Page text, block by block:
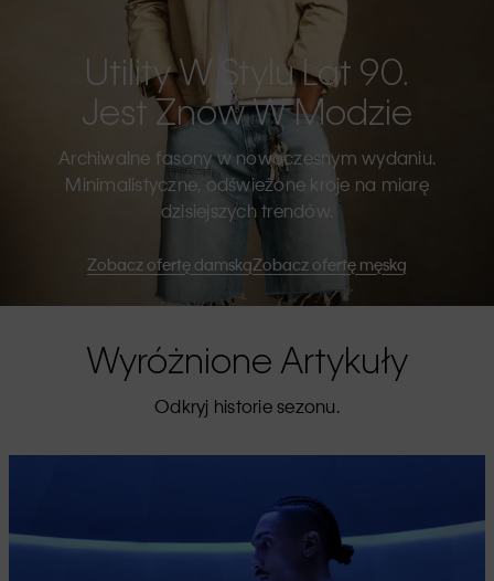
Utility W Stylu Lat 90.
Jest Znów W Modzie
Archiwalne fasony w nowoczesnym wydaniu.
Minimalistyczne, odświeżone kroje na miarę
dzisiejszych trendów.
Zobacz ofertę damskąZobacz ofertę męską
Wyróżnione Artykuły
Odkryj historie sezonu.